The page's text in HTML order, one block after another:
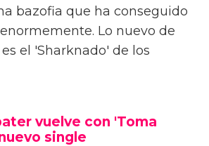
bazofia que ha conseguido
Lo nuevo de
el 'Sharknado' de los
vuelve con 'Toma
single